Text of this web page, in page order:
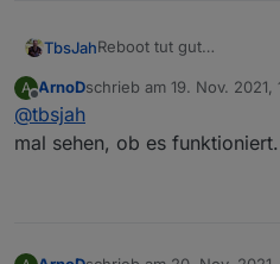
TbsJahReboot tut gut
verschluckt
Läuft wieder
Danke für die großartige
A
Offline
ArnoDschrieb am 19. Nov. 2021,
zuletzt editiert von
@tbsjah
mal sehen, ob es funktioniert.